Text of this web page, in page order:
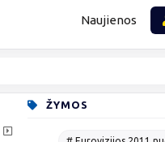
Naujienos
ŽYMOS